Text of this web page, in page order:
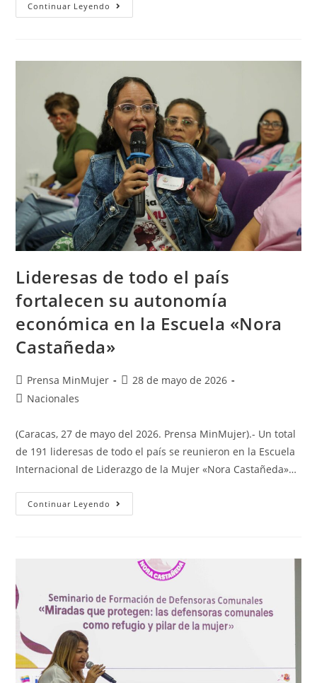
Continuar Leyendo
Lideresas de todo el país
fortalecen su autonomía
económica en la Escuela «Nora
Castañeda»
Prensa MinMujer
28 de mayo de 2026
Nacionales
(Caracas, 27 de mayo del 2026. Prensa MinMujer).- Un total
de 191 lideresas de todo el país se reunieron en la Escuela
Internacional de Liderazgo de la Mujer «Nora Castañeda»…
Continuar Leyendo